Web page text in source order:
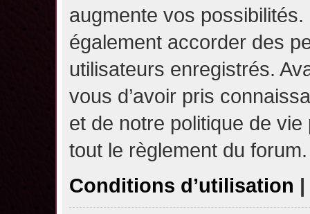
augmente vos possibilités.
également accorder des
utilisateurs enregistrés.
vous d’avoir pris
et de notre politique de
tout le règlement du forum.
Conditions d’utilisation |